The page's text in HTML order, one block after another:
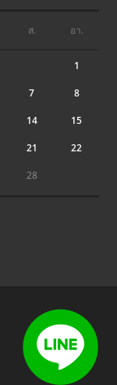
ส. อา.
1
7 8
14 15
21 22
28